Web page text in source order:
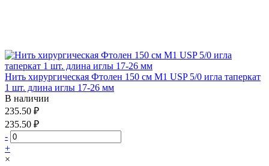
Нить хирургическая Фтолен 150 см М1 USP 5/0 игла таперкат
1 шт. длина иглы 17-26 мм
В наличии
235.50 ₽
235.50 ₽
-
+
×